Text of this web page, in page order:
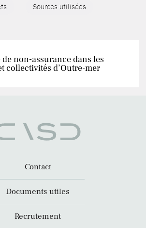
Sources utilisées
non-assurance dans les
collectivités d’Outre-mer
Contact
Documents utiles
Recrutement